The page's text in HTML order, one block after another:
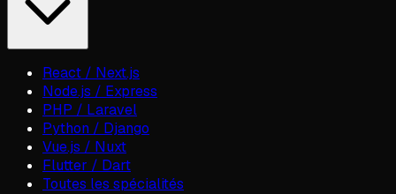
React / Next.js
Node.js / Express
PHP / Laravel
Python / Django
Vue.js / Nuxt
Flutter / Dart
Toutes les spécialités